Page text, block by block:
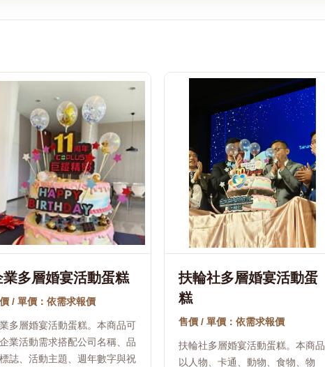
業多層婚宴活動蛋糕
/ 單價：依需求報價
多層婚宴活動蛋糕。本商品可
業活動需求搭配公司名稱、品
誌、活動主題、週年數字與祝
扶輪社多層婚宴活動蛋
糕
售價 / 單價：依需求報價
扶輪社多層婚宴活動蛋糕。本商品
以人物、卡通、動物、食物、物